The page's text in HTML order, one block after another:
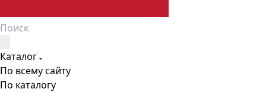
Каталог
По всему сайту
По каталогу